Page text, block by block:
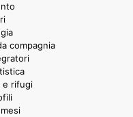
compagnia
e rifugi